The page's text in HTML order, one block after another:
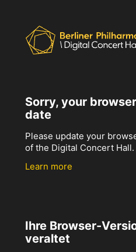
Sorry, your
date
Please update your
of the Digital Concert Hall.
Learn more
Ihre Browser-
veraltet